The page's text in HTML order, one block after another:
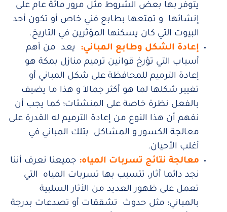
يتوفر بها بعض الشروط مثل مرور مائة عام على
إنشائها و تمتعها بطابع فني خاص أو تكون أحد
البيوت التي كان يسكنها المؤثرين في التاريخ.
إعادة الشكل وطابع المباني: يعد من أهم
أسباب التي تؤرخ قوانين ترميم منازل بمكة هو
إعادة الترميم للمحافظة على شكل المباني أو
تغيير شكلها لما هو أكثر جمالاَ و هذا ما يضيف
بالفعل نظرة خاصة على المنشئات؛ كما يجب أن
نفهم أن هذا النوع من إعادة الترميم له القدرة على
معالجة الكسور و المشاكل بتلك المباني في
أغلب الأحيان.
معالجة نتائج تسربات المياه: جميعنا نعرف أننا
نجد دائما أثار، تتسبب بها تسربات المياه التي
تعمل على ظهور العديد من الأثار السلبية
بالمباني؛ مثل حدوث تشققات أو تصدعات بدرجة